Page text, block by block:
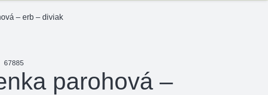
– erb – diviak
67885
parohová –